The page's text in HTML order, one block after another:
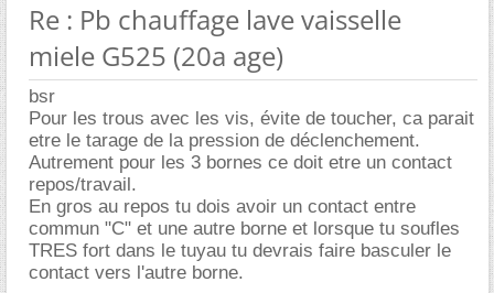
Re : Pb chauffage lave vaisselle
miele G525 (20a age)
bsr
Pour les trous avec les vis, évite de toucher, ca parait
etre le tarage de la pression de déclenchement.
Autrement pour les 3 bornes ce doit etre un contact
repos/travail.
En gros au repos tu dois avoir un contact entre
commun "C" et une autre borne et lorsque tu soufles
TRES fort dans le tuyau tu devrais faire basculer le
contact vers l'autre borne.